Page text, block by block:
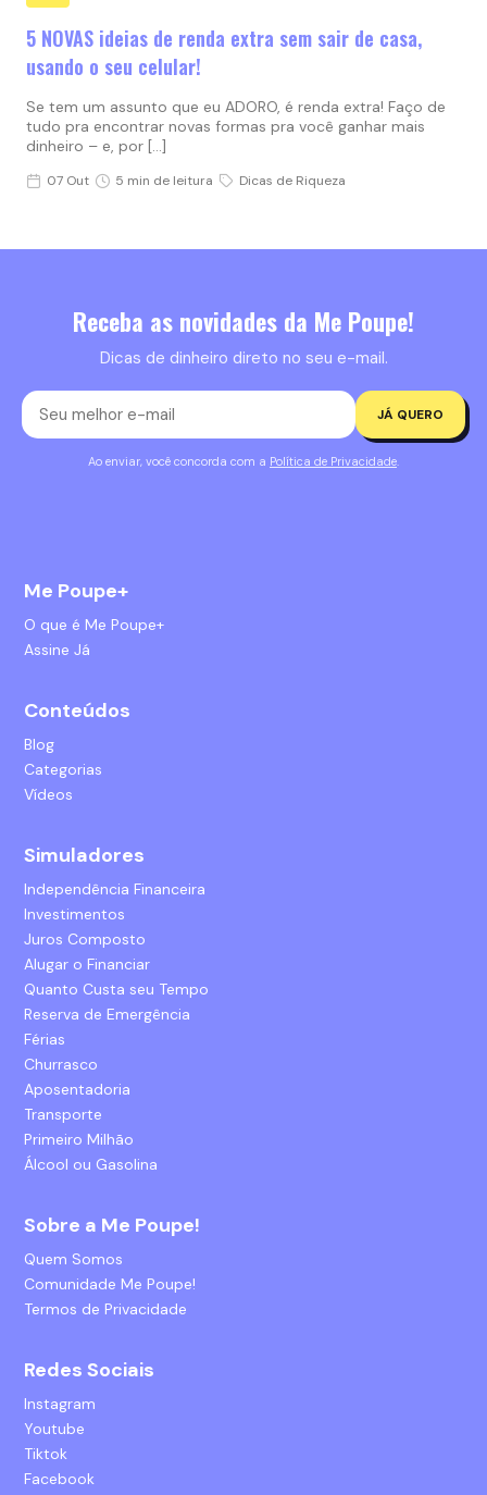
5 NOVAS ideias de renda extra sem sair de casa,
usando o seu celular!
Se tem um assunto que eu ADORO, é renda extra! Faço de
tudo pra encontrar novas formas pra você ganhar mais
dinheiro – e, por […]
07 Out 5 min de leitura Dicas de Riqueza
Receba as novidades da Me Poupe!
Dicas de dinheiro direto no seu e-mail.
JÁ QUERO
Ao enviar, você concorda com a Política de Privacidade.
Me Poupe+
O que é Me Poupe+
Assine Já
Conteúdos
Blog
Categorias
Vídeos
Simuladores
Independência Financeira
Investimentos
Juros Composto
Alugar o Financiar
Quanto Custa seu Tempo
Reserva de Emergência
Férias
Churrasco
Aposentadoria
Transporte
Primeiro Milhão
Álcool ou Gasolina
Sobre a Me Poupe!
Quem Somos
Comunidade Me Poupe!
Termos de Privacidade
Redes Sociais
Instagram
Youtube
Tiktok
Facebook